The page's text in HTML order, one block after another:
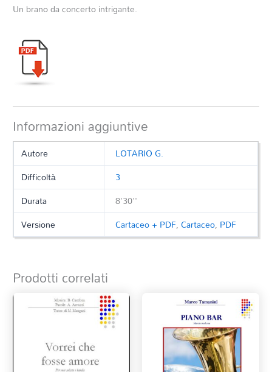
Un brano da concerto intrigante.
Informazioni aggiuntive
Autore
LOTARIO G.
Difficoltà
3
Durata
8'30''
Versione
Cartaceo + PDF,Cartaceo, PDF
Prodotti correlati